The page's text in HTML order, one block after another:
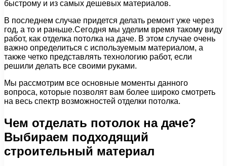
быстрому и из самых дешевых материалов.
В последнем случае придется делать ремонт уже через
год, а то и раньше.Сегодня мы уделим время такому виду
работ, как отделка потолка на даче. В этом случае очень
важно определиться с используемым материалом, а
также четко представлять технологию работ, если
решили делать все своими руками.
Мы рассмотрим все основные моменты данного
вопроса, которые позволят вам более широко смотреть
на весь спектр возможностей отделки потолка.
Чем отделать потолок на даче?
Выбираем подходящий
строительный материал